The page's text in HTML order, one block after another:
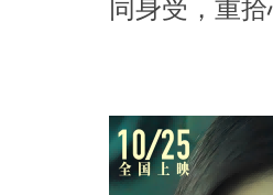
同身受，重